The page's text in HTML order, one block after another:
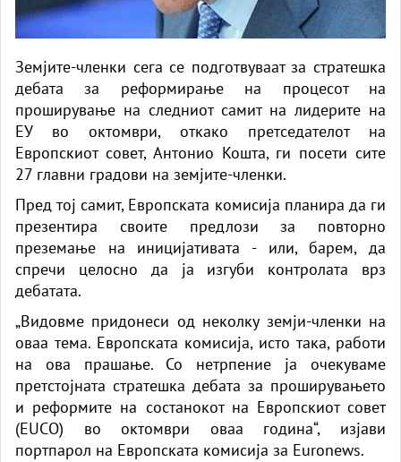
Земјите-членки сега се подготвуваат за стратешка
дебата за реформирање на процесот на
проширување на следниот самит на лидерите на
ЕУ во октомври, откако претседателот на
Европскиот совет, Антонио Кошта, ги посети сите
27 главни градови на земјите-членки.
Пред тој самит, Европската комисија планира да ги
презентира своите предлози за повторно
преземање на иницијативата - или, барем, да
спречи целосно да ја изгуби контролата врз
дебатата.
„Видовме придонеси од неколку земји-членки на
оваа тема. Европската комисија, исто така, работи
на ова прашање. Со нетрпение ја очекуваме
претстојната стратешка дебата за проширувањето
и реформите на состанокот на Европскиот совет
(EUCO) во октомври оваа година“, изјави
портпарол на Европската комисија за Euronews.